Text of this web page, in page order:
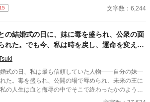
署は違ったが同じ仕事に
。 きっとあの頃のわたしは、彼が好きだったんだと
の一線は越えられなかった。 でも、あれから変わっ
表紙 いもこは妹
文字数：6,244
の結婚式の日に、妹に毒を盛られ、公衆の面
れた。でも今、私は時を戻し、運命を変えに
婚式の日、私は最も信頼していた人物――自分の妹―
た。毒を盛られ、公開の場で辱められ、未来の王に
の人生は血と侮辱の中でそこで終わったかのように
し、死が私を迎えたとき、不可能なことが起きた―